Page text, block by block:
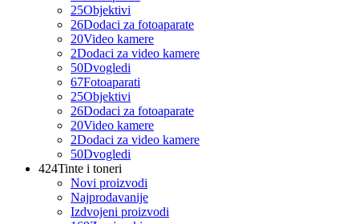
25Objektivi
26Dodaci za fotoaparate
20Video kamere
2Dodaci za video kamere
50Dvogledi
67Fotoaparati
25Objektivi
26Dodaci za fotoaparate
20Video kamere
2Dodaci za video kamere
50Dvogledi
424Tinte i toneri
Novi proizvodi
Najprodavanije
Izdvojeni proizvodi